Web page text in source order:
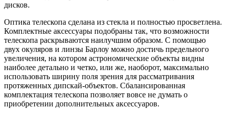
дисков.
Оптика телескопа сделана из стекла и полностью просветлена.
Комплектные аксессуары подобраны так, что возможности
телескопа раскрываются наилучшим образом. С помощью
двух окуляров и линзы Барлоу можно достичь предельного
увеличения, на котором астрономические объекты видны
наиболее детально и четко, или же, наоборот, максимально
использовать ширину поля зрения для рассматривания
протяженных дипскай-объектов. Сбалансированная
комплектация телескопа позволяет вовсе не думать о
приобретении дополнительных аксессуаров.